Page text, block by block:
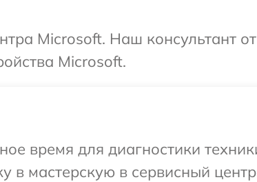
Microsoft. Наш консультант
Microsoft.
время для диагностики
в мастерскую в сервисный